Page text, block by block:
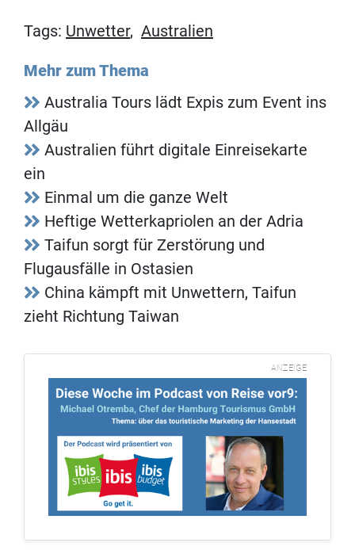
Tags: Unwetter, Australien
Mehr zum Thema
Australia Tours lädt Expis zum Event ins
Allgäu
Australien führt digitale Einreisekarte
ein
Einmal um die ganze Welt
Heftige Wetterkapriolen an der Adria
Taifun sorgt für Zerstörung und
Flugausfälle in Ostasien
China kämpft mit Unwettern, Taifun
zieht Richtung Taiwan
ANZEIGE